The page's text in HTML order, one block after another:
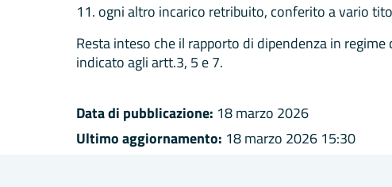
11. ogni altro incarico retribuito, conferito a vario
Resta inteso che il rapporto di dipendenza in
indicato agli artt.3, 5 e 7.
Data di pubblicazione: 18 marzo 2026
Ultimo aggiornamento: 18 marzo 2026 15:30